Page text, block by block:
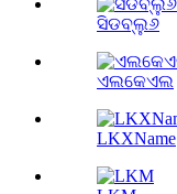
ସିଡବ୍ଲୁ୬
ଏଲକେଏଲ
LKXName